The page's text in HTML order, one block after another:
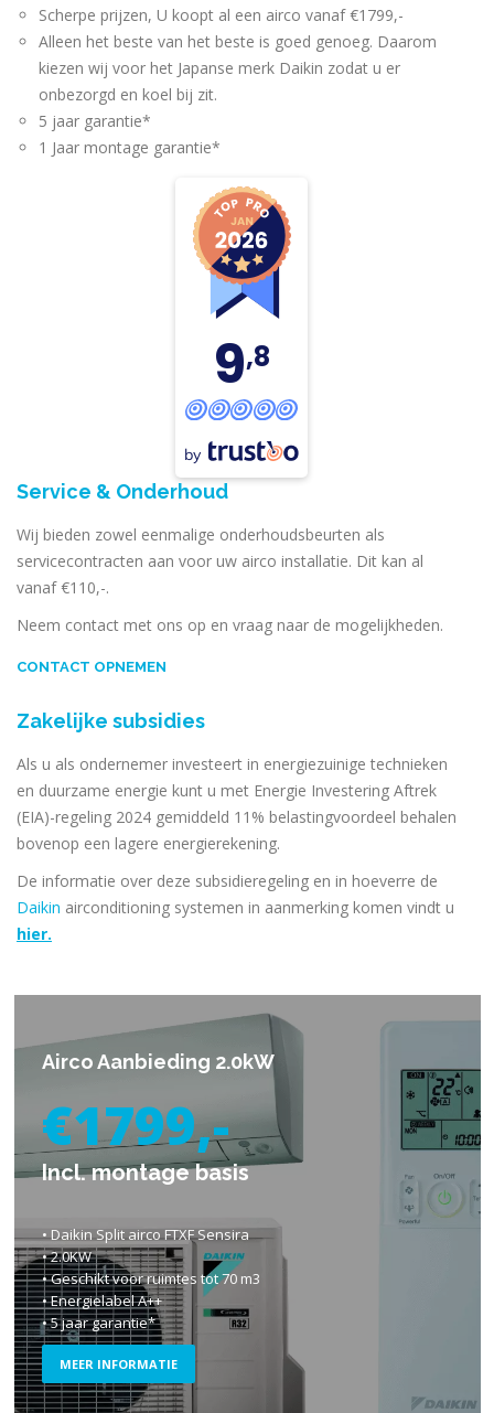
Scherpe prijzen, U koopt al een airco vanaf €1799,-
Alleen het beste van het beste is goed genoeg. Daarom
kiezen wij voor het Japanse merk Daikin zodat u er
onbezorgd en koel bij zit.
5 jaar garantie*
1 Jaar montage garantie*
9,8
by
Service & Onderhoud
Wij bieden zowel eenmalige onderhoudsbeurten als
servicecontracten aan voor uw airco installatie. Dit kan al
vanaf €110,-.
Neem contact met ons op en vraag naar de mogelijkheden.
CONTACT OPNEMEN
Zakelijke subsidies
Als u als ondernemer investeert in energiezuinige technieken
en duurzame energie kunt u met Energie Investering Aftrek
(EIA)-regeling 2024 gemiddeld 11% belastingvoordeel behalen
bovenop een lagere energierekening.
De informatie over deze subsidieregeling en in hoeverre de
Daikin airconditioning systemen in aanmerking komen vindt u
hier.
Airco Aanbieding 2.0kW
€1799,-
Incl. montage basis
• Daikin Split airco FTXF Sensira
• 2.0KW
• Geschikt voor ruimtes tot 70 m3
• Energielabel A++
• 5 jaar garantie*
MEER INFORMATIE